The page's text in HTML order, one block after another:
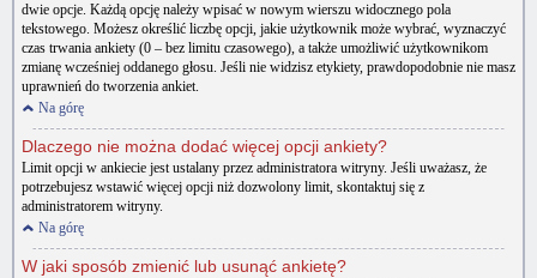
dwie opcje. Każdą opcję należy wpisać w nowym wierszu widocznego pola
tekstowego. Możesz określić liczbę opcji, jakie użytkownik może wybrać, wyznaczyć
czas trwania ankiety (0 – bez limitu czasowego), a także umożliwić użytkownikom
zmianę wcześniej oddanego głosu. Jeśli nie widzisz etykiety, prawdopodobnie nie masz
uprawnień do tworzenia ankiet.
Na górę
Dlaczego nie można dodać więcej opcji ankiety?
Limit opcji w ankiecie jest ustalany przez administratora witryny. Jeśli uważasz, że
potrzebujesz wstawić więcej opcji niż dozwolony limit, skontaktuj się z
administratorem witryny.
Na górę
W jaki sposób zmienić lub usunąć ankietę?